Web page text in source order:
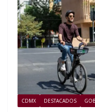
CDMX DESTACADOS